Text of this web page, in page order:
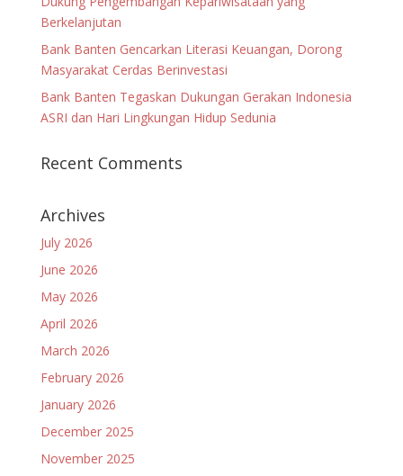
Berkelanjutan
Bank Banten Gencarkan Literasi Keuangan, Dorong
Masyarakat Cerdas Berinvestasi
Bank Banten Tegaskan Dukungan Gerakan Indonesia
ASRI dan Hari Lingkungan Hidup Sedunia
Recent Comments
Archives
July 2026
June 2026
May 2026
April 2026
March 2026
February 2026
January 2026
December 2025
November 2025